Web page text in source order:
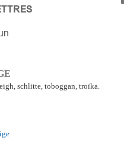
schlitte, toboggan, troïka.